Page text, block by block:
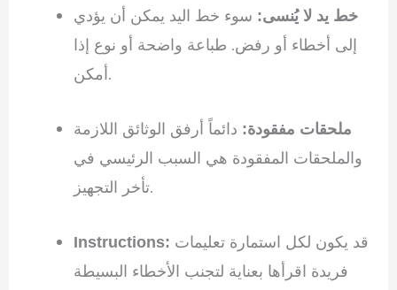
خط يد لا يُنسى: سوء خط اليد يمكن أن يؤدي
إلى أخطاء أو رفض. طباعة واضحة أو نوع إذا
أمكن.
ملحقات مفقودة: دائماً أرفق الوثائق اللازمة
والملحقات المفقودة هي السبب الرئيسي في
تأخر التجهيز.
Instructions:
فريدة اقرأها بعناية لتجنب الأخطاء البسيطة